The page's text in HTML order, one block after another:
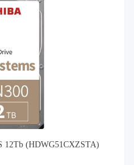
12Tb (HDWG51CXZSTA)